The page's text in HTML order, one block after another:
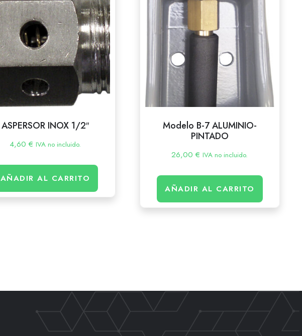
ASPERSOR INOX 1/2″
4,60€ IVA no incluido.
AÑADIR AL CARRITO
Modelo B-7 ALUMINIO-
PINTADO
26,00€ IVA no incluido.
AÑADIR AL CARRITO